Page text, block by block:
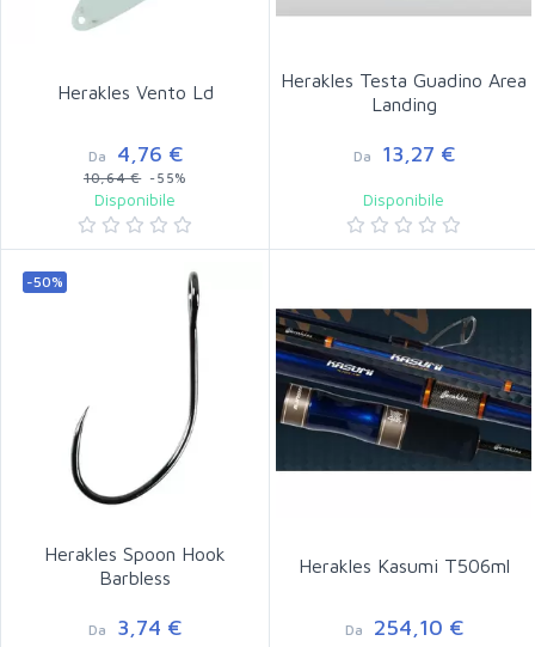
Herakles Vento Ld
Da 4,76 €
10,64 €-55%
Disponibile
Herakles Testa Guadino Area
Landing
Da 13,27 €
Disponibile
-50%
Herakles Spoon Hook
Barbless
Da 3,74 €
Herakles Kasumi T506ml
Da 254,10 €